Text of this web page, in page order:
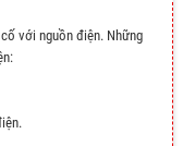
với nguồn điện. Những